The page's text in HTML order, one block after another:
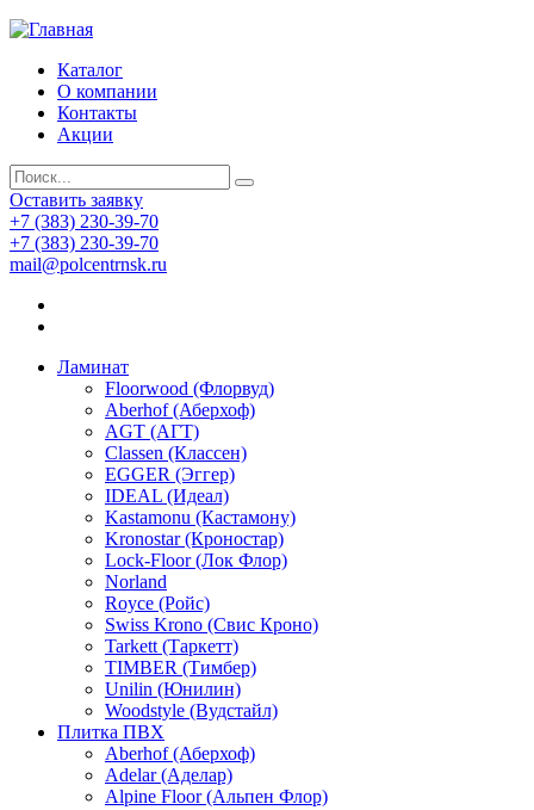
Каталог
О компании
Контакты
Акции
Оставить заявку
+7 (383) 230-39-70
+7 (383) 230-39-70
mail@polcentrnsk.ru
Ламинат
Floorwood (Флорвуд)
Aberhof (Аберхоф)
AGT (АГТ)
Classen (Классен)
EGGER (Эггер)
IDEAL (Идеал)
Kastamonu (Кастамону)
Kronostar (Кроностар)
Lock-Floor (Лок Флор)
Norland
Royce (Ройс)
Swiss Krono (Свис Кроно)
Tarkett (Таркетт)
TIMBER (Тимбер)
Unilin (Юнилин)
Woodstyle (Вудстайл)
Плитка ПВХ
Aberhof (Аберхоф)
Adelar (Аделар)
Alpine Floor (Альпен Флор)